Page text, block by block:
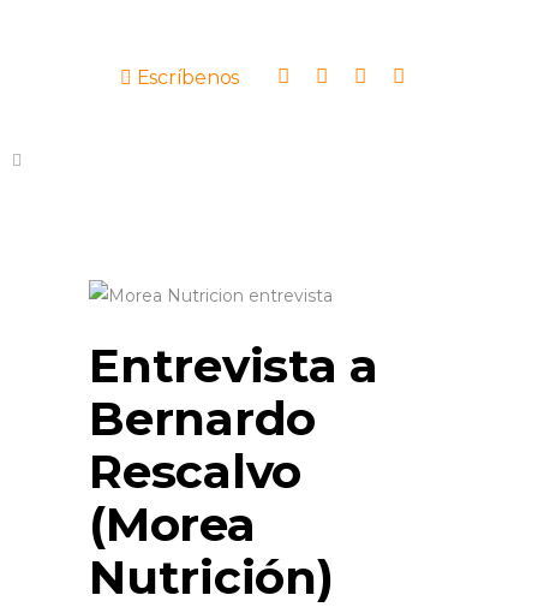
Escríbenos
Entrevista a
Bernardo
Rescalvo
(Morea
Nutrición)